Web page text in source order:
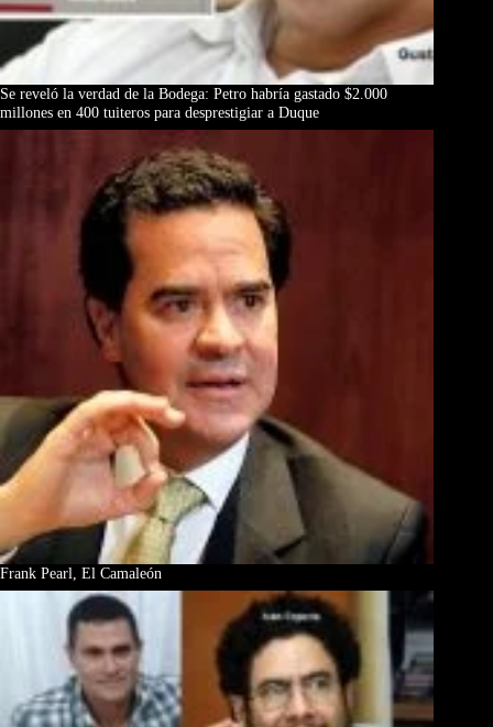
Se reveló la verdad de la Bodega: Petro habría gastado $2.000
millones en 400 tuiteros para desprestigiar a Duque
Frank Pearl, El Camaleón